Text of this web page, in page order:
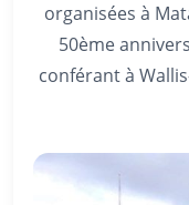
organisées à
50ème
conférant à